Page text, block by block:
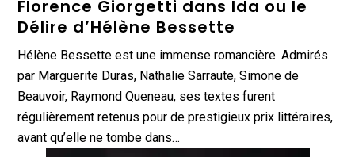
Florence Giorgetti dans Ida ou le
Délire d’Hélène Bessette
Hélène Bessette est une immense romancière. Admirés
par Marguerite Duras, Nathalie Sarraute, Simone de
Beauvoir, Raymond Queneau, ses textes furent
régulièrement retenus pour de prestigieux prix littéraires,
avant qu’elle ne tombe dans…